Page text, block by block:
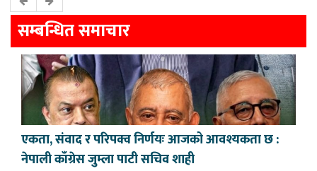
सम्बन्धित समाचार
एकता, संवाद र परिपक्व निर्णयः आजको आवश्यकता छ :
नेपाली काँग्रेस जुम्ला पाटी सचिव शाही